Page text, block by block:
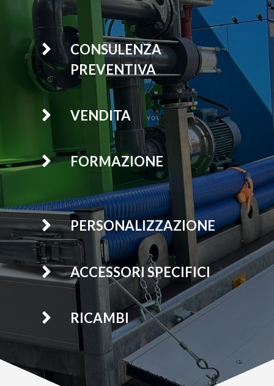

CONSULENZA
PREVENTIVA
 VENDITA
 FORMAZIONE
 PERSONALIZZAZIONE
 ACCESSORI SPECIFICI
 RICAMBI